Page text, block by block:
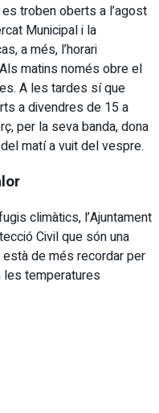
troben oberts a l’agost
Municipal i la
a més, l’horari
matins només obre el
A les tardes sí que
a divendres de 15 a
per la seva banda, dona
matí a vuit del vespre.
climàtics, l’Ajuntament
Civil que són una
de més recordar per
les temperatures